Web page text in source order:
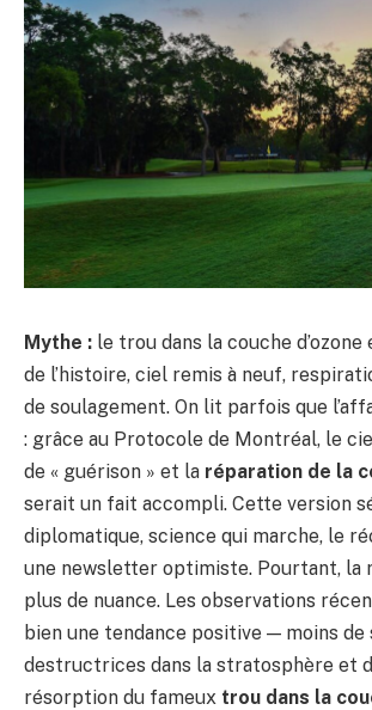
Mythe : le trou dans la couche
de l’histoire, ciel remis à neuf,
de soulagement. On lit parfois que
: grâce au Protocole de Montréal, le
de « guérison » et la réparation de la
serait un fait accompli. Cette version
diplomatique, science qui marche, le
une newsletter optimiste. Pourtant, la
plus de nuance. Les observations
bien une tendance positive — moins de
destructrices dans la stratosphère et
résorption du fameux trou dans la